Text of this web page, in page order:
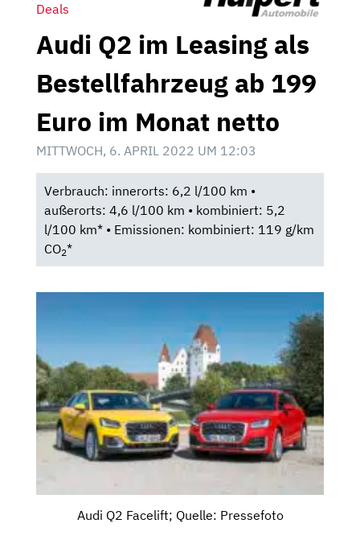
Deals
Audi Q2 im Leasing als
Bestellfahrzeug ab 199
Euro im Monat netto
MITTWOCH, 6. APRIL 2022 UM 12:03
Verbrauch: innerorts: 6,2 l/100 km •
außerorts: 4,6 l/100 km • kombiniert: 5,2
l/100 km* • Emissionen: kombiniert: 119 g/km
CO2*
Audi Q2 Facelift; Quelle: Pressefoto